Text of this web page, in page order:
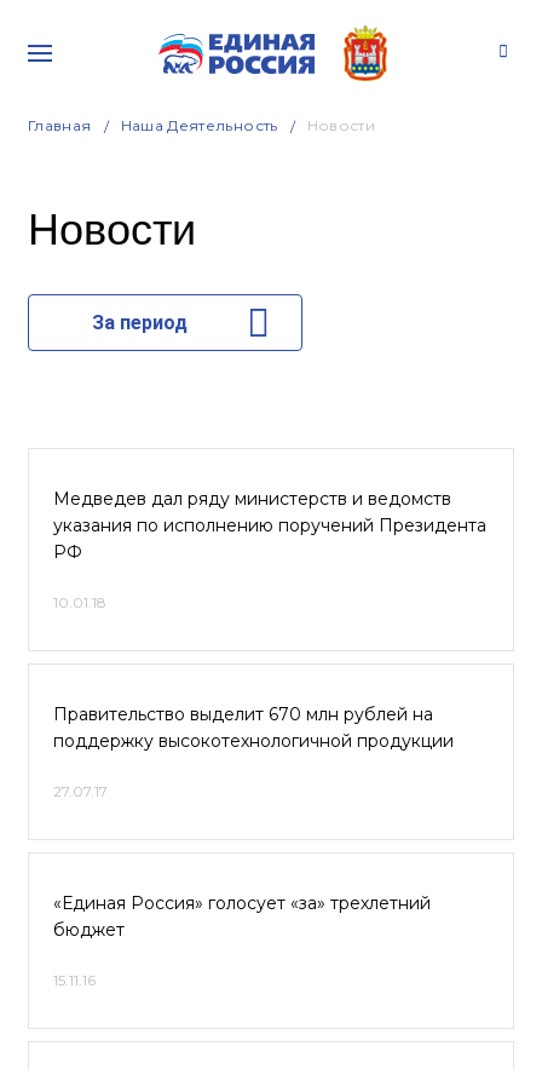
Главная Наша Деятельность Новости
Новости
За период
Медведев дал ряду министерств и ведомств
указания по исполнению поручений Президента
РФ
10.01.18
Правительство выделит 670 млн рублей на
поддержку высокотехнологичной продукции
27.07.17
«Единая Россия» голосует «за» трехлетний
бюджет
15.11.16